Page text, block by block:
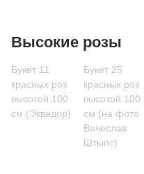
Высокие розы
Букет 11
красных роз
высотой 100
см (Эквадор)
Букет 25
красных роз
высотой 100
см (на фото
Вячеслав
Штыпс)